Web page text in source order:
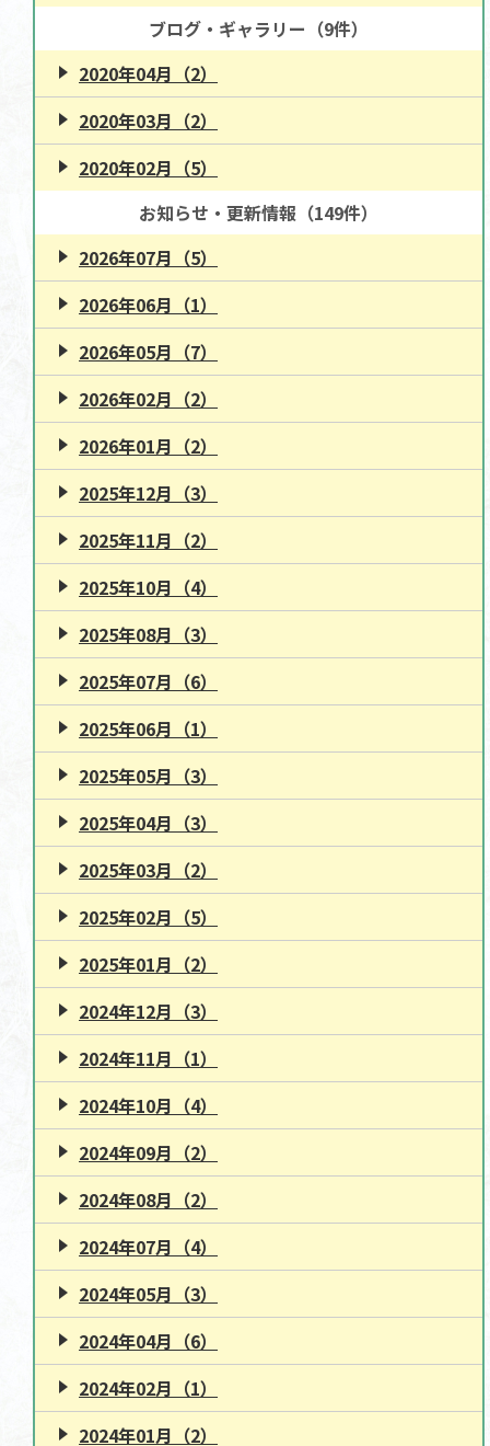
ブログ・ギャラリー（9件）
2020年04月（2）
2020年03月（2）
2020年02月（5）
お知らせ・更新情報（149件）
2026年07月（5）
2026年06月（1）
2026年05月（7）
2026年02月（2）
2026年01月（2）
2025年12月（3）
2025年11月（2）
2025年10月（4）
2025年08月（3）
2025年07月（6）
2025年06月（1）
2025年05月（3）
2025年04月（3）
2025年03月（2）
2025年02月（5）
2025年01月（2）
2024年12月（3）
2024年11月（1）
2024年10月（4）
2024年09月（2）
2024年08月（2）
2024年07月（4）
2024年05月（3）
2024年04月（6）
2024年02月（1）
2024年01月（2）